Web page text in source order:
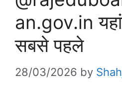
an.gov.in
सबसे पहले
28/03/2026 by